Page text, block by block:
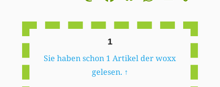
1
Sie haben schon 1 Artikel der woxx
gelesen. ↑